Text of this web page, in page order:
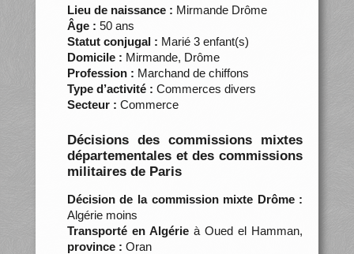
Lieu de naissance : Mirmande Drôme
Âge : 50 ans
Statut conjugal : Marié 3 enfant(s)
Domicile : Mirmande, Drôme
Profession : Marchand de chiffons
Type d’activité : Commerces divers
Secteur : Commerce
Décisions des commissions mixtes
départementales et des commissions
militaires de Paris
Décision de la commission mixte Drôme :
Algérie moins
Transporté en Algérieà Oued el Hamman,
province : Oran